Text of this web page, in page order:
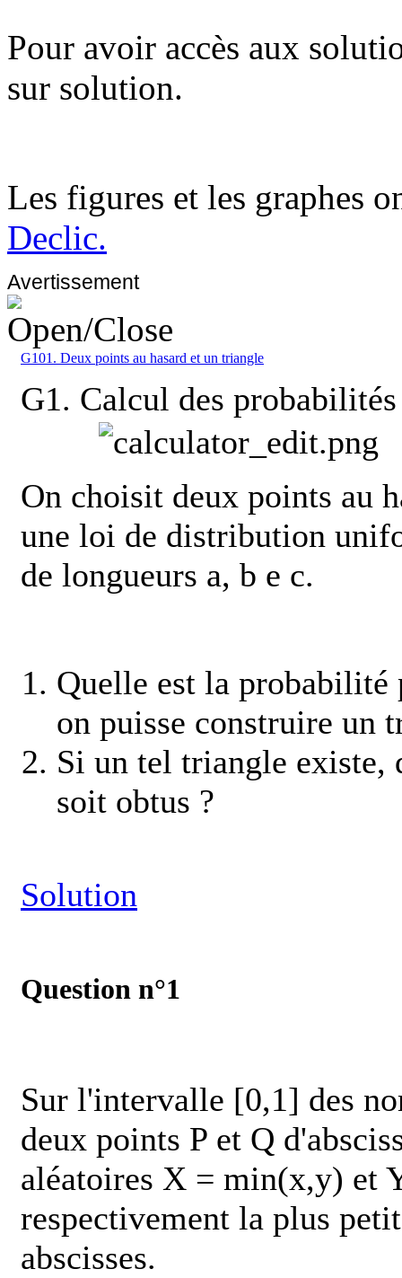
Pour avoir accès aux
sur solution.
Les figures et les graphes
Declic.
Avertissement
G101. Deux points au hasard et un triangle
G1. Calcul des probabilités
On choisit deux points au
une loi de distribution
de longueurs a, b e c.
Quelle est la probabilité
on puisse construire un
Si un tel triangle
soit obtus ?
Solution
Question n°1
Sur l'intervalle [0,1] des
deux points P et Q
aléatoires X = min(x,y) et
respectivement la plus
abscisses.